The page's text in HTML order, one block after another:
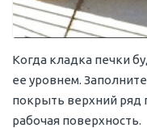
Когда кладка печки
ее уровнем.
покрыть верхний ряд
рабочая поверхность.